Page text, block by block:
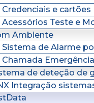
Credenciais e cartões
Acessórios Teste e
Ambiente
Sistema de Alarme
Chamada Emergência
de deteção de
Integração